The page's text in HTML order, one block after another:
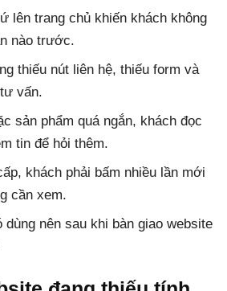
lên trang chủ khiến khách không
nào trước.
thiếu nút liên hệ, thiếu form và
vấn.
sản phẩm quá ngắn, khách đọc
tin để hỏi thêm.
khách phải bấm nhiều lần mới
cần xem.
dùng nên sau khi bàn giao website